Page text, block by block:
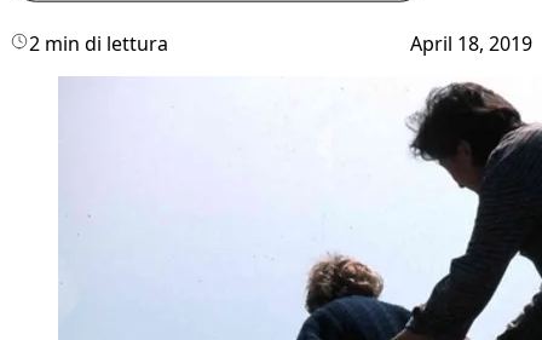
2 min di lettura April 18, 2019